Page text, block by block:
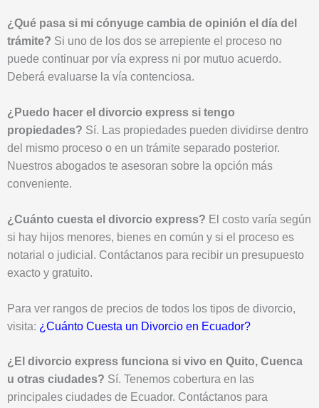
¿Qué pasa si mi cónyuge cambia de opinión el día del
trámite? Si uno de los dos se arrepiente el proceso no
puede continuar por vía express ni por mutuo acuerdo.
Deberá evaluarse la vía contenciosa.
¿Puedo hacer el divorcio express si tengo
propiedades? Sí. Las propiedades pueden dividirse dentro
del mismo proceso o en un trámite separado posterior.
Nuestros abogados te asesoran sobre la opción más
conveniente.
¿Cuánto cuesta el divorcio express? El costo varía según
si hay hijos menores, bienes en común y si el proceso es
notarial o judicial. Contáctanos para recibir un presupuesto
exacto y gratuito.
Para ver rangos de precios de todos los tipos de divorcio,
visita: ¿Cuánto Cuesta un Divorcio en Ecuador?
¿El divorcio express funciona si vivo en Quito, Cuenca
u otras ciudades? Sí. Tenemos cobertura en las
principales ciudades de Ecuador. Contáctanos para